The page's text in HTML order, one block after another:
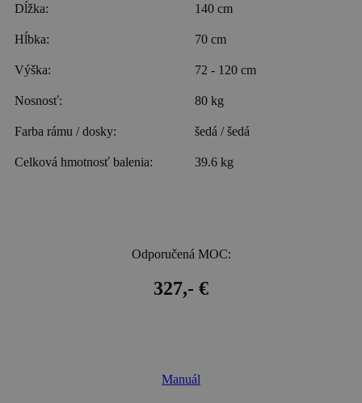
Dĺžka: 140 cm
Hĺbka: 70 cm
Výška: 72 - 120 cm
Nosnosť: 80 kg
Farba rámu / dosky: šedá / šedá
Celková hmotnosť balenia: 39.6 kg
Odporučená MOC:
327,- €
Manuál